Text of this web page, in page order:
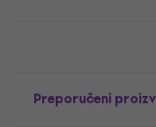
Preporučeni